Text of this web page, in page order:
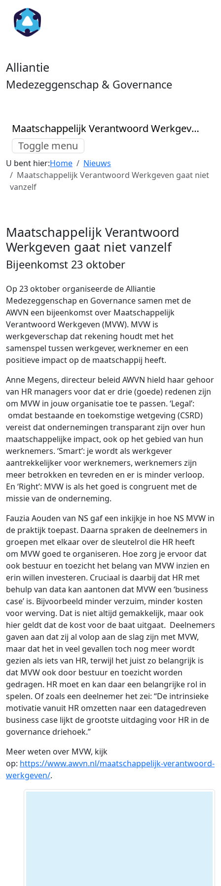
Alliantie
Medezeggenschap & Governance
Maatschappelijk Verantwoord Werkgeven gaat niet vanzelf
Toggle menu
U bent hier:Home
Nieuws
Maatschappelijk Verantwoord Werkgeven gaat niet
vanzelf
Maatschappelijk Verantwoord
Werkgeven gaat niet vanzelf
Bijeenkomst 23 oktober
Op 23 oktober organiseerde de Alliantie
Medezeggenschap en Governance samen met de
AWVN een bijeenkomst over Maatschappelijk
Verantwoord Werkgeven (MVW). MVW is
werkgeverschap dat rekening houdt met het
samenspel tussen werkgever, werknemer en een
positieve impact op de maatschappij heeft.
Anne Megens, directeur beleid AWVN hield haar gehoor
van HR managers voor dat er drie (goede) redenen zijn
om MVW in jouw organisatie toe te passen. ‘Legal’:
omdat bestaande en toekomstige wetgeving (CSRD)
vereist dat ondernemingen transparant zijn over hun
maatschappelijke impact, ook op het gebied van hun
werknemers. ‘Smart’: je wordt als werkgever
aantrekkelijker voor werknemers, werknemers zijn
meer betrokken en tevreden en er is minder verloop.
En ‘Right’: MVW is als het goed is congruent met de
missie van de onderneming.
Fauzia Aouden van NS gaf een inkijkje in hoe NS MVW in
de praktijk toepast. Daarna spraken de deelnemers in
groepen met elkaar over de sleutelrol die HR heeft
om MVW goed te organiseren. Hoe zorg je ervoor dat
ook bestuur en toezicht het belang van MVW inzien en
erin willen investeren. Cruciaal is daarbij dat HR met
behulp van data kan aantonen dat MVW een ‘business
case’ is. Bijvoorbeeld minder verzuim, minder kosten
voor werving. Dat is niet altijd gemakkelijk, maar ook
hier geldt dat de kost voor de baat uitgaat. Deelnemers
gaven aan dat zij al volop aan de slag zijn met MVW,
maar dat het in veel gevallen toch nog meer wordt
gezien als iets van HR, terwijl het juist zo belangrijk is
dat MVW ook door bestuur en toezicht worden
gedragen. HR moet en kan daar een belangrijke rol in
spelen. Of zoals een deelnemer het zei: “De intrinsieke
motivatie vanuit HR omzetten naar een datagedreven
business case lijkt de grootste uitdaging voor HR in de
governance driehoek.”
Meer weten over MVW, kijk
op: https://www.awvn.nl/maatschappelijk-verantwoord-
werkgeven/.